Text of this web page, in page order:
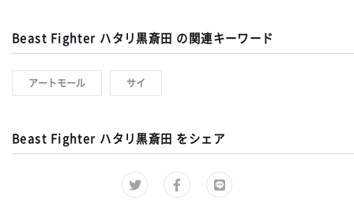
Beast Fighter ハタリ黒斎田 の関連キーワード
アートモール サイ
Beast Fighter ハタリ黒斎田 をシェア